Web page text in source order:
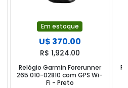
Em estoque
U$ 370.00
R$ 1,924.00
Relógio Garmin Forerunner
265 010-02810 com GPS Wi-
Fi - Preto